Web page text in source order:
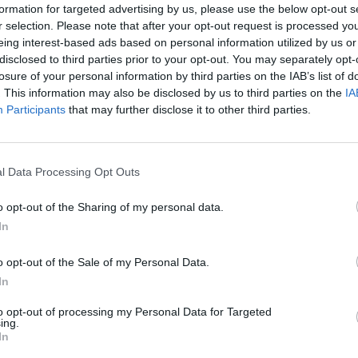
for targeted advertising by us, please use the below opt-out
selection. Please note that after your opt-out request is processed
interest-based ads based on personal information utilized by us
to third parties prior to your opt-out. You may separately
of your personal information by third parties on the IAB’s list of
This information may also be disclosed by us to third parties on the
Participants that may further disclose it to other third parties.
Data Processing Opt Outs
opt-out of the Sharing of my personal data.
opt-out of the Sale of my Personal Data.
opt-out of processing my Personal Data for Targeted
και κοινή βραδινή έξοδος για
δείπνο
της –
οι
LIFESTYLE
Φοβερή ιστορία στον ΟΦΗ: Ένας
κάτοχος εισιτηρίου διαρκείας
είναι μόλις 2 μηνών
Σαλάχ
διεθνώς
στα
το
Ιστορική μεταφορά 30 φαλαινών
της
«Πάω διακοπές έναν μήνα» - Η
απίθανη ατάκα στην κάμερα του
Privacy